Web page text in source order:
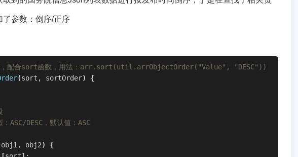
了参数：倒序/正序
，配合sort函数，用法：arr.sort(util.arrObjectOrder("Value", "DESC"))
(sort, sortOrder)
{
：ASC/DESC，默认值：ASC
obj1, obj2)
{